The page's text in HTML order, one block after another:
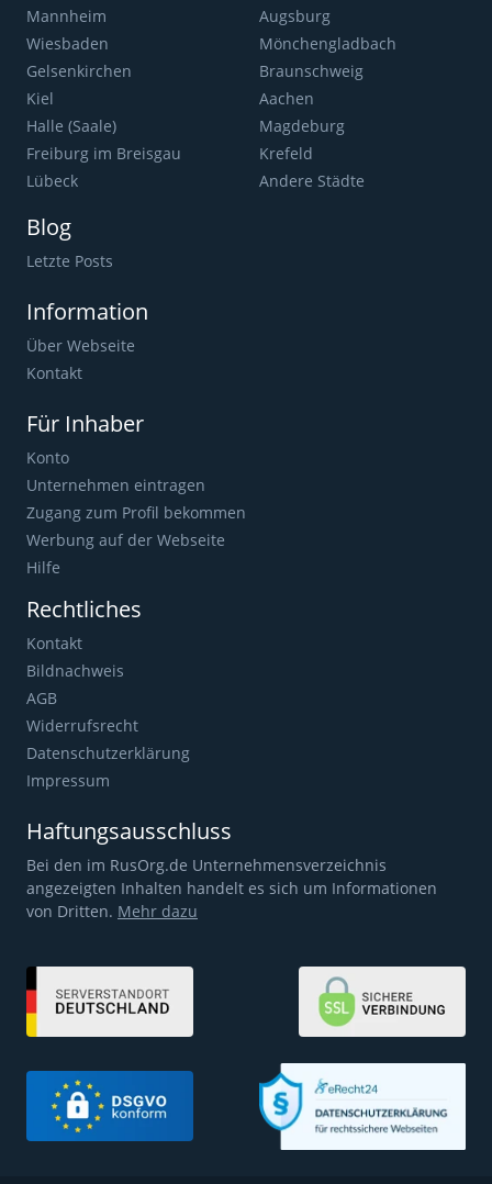
Mannheim
Augsburg
Wiesbaden
Mönchengladbach
Gelsenkirchen
Braunschweig
Kiel
Aachen
Halle (Saale)
Magdeburg
Freiburg im Breisgau
Krefeld
Lübeck
Andere Städte
Blog
Letzte Posts
Information
Über Webseite
Kontakt
Für Inhaber
Konto
Unternehmen eintragen
Zugang zum Profil bekommen
Werbung auf der Webseite
Hilfe
Rechtliches
Kontakt
Bildnachweis
AGB
Widerrufsrecht
Datenschutzerklärung
Impressum
Haftungsausschluss
Bei den im RusOrg.de Unternehmensverzeichnis
angezeigten Inhalten handelt es sich um Informationen
von Dritten. Mehr dazu